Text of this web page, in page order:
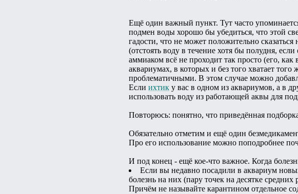
Ещё один важный пункт. Тут часто
подмен воды хорошо бы убедиться, что этой
гадости, что не может положительно
(отстоять воду в течение хотя бы полудня,
аммиаком всё не проходит так просто (его,
аквариумах, в которых и без того хватает
проблематичными. В этом случае можно
Если ихтик у вас в одном из аквариумов, а в
использовать воду из работающей аквы для
Повторюсь: понятно, что приведённая
Обязательно отметим и ещё один
Про его использование можно поподробнее
И под конец - ещё кое-что важное. Когда
Если вы недавно посадили в аквариум
болезнь на них (пару точек на десятке
Причём не называйте карантином отдельное